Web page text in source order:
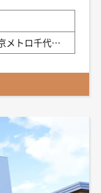
JR山手線/JR京浜東北線/東京メトロ千代田線/日暮里・舎人ライナー「西日暮里」駅徒歩8分 JR山手線/JR京浜東北線/JR常磐線/京成本線/日暮里・舎人ライナー「日暮里」駅徒歩10分 JR常磐線「三河島」駅徒歩6分 京成本線「新三河島」駅徒歩4分 東京さくらトラム（都電荒川線）「荒川区役所前」徒歩16分